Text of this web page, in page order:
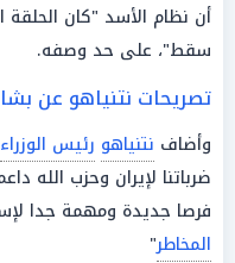
أن نظام الأسد "كان الحلقة
سقط"، على حد وصفه.
تصريحات نتنياهو عن
وأضاف نتنياهو رئيس الوزراء
ضرباتنا لإيران وحزب الله
فرصا جديدة ومهمة جدا
المخاطر"